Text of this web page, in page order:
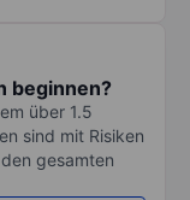
beginnen?
über 1.5
sind mit Risiken
gesamten